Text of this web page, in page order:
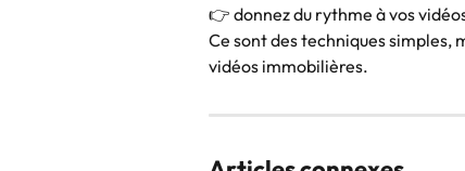
👉 donnez du rythme à vos
Ce sont des techniques simples,
vidéos immobilières.